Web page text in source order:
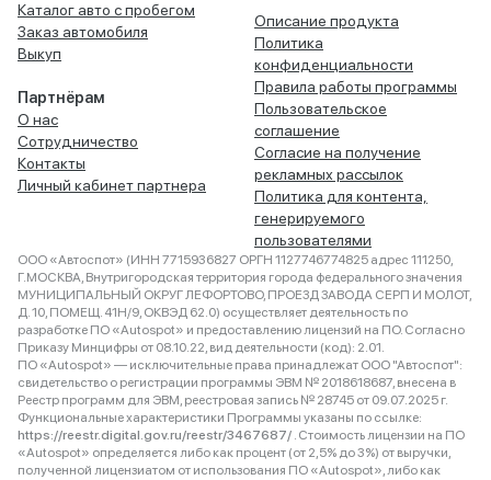
Каталог авто с пробегом
Заказ автомобиля
Выкуп
Партнёрам
О нас
Сотрудничество
Контакты
Личный кабинет партнера
Описание продукта
Политика
конфиденциальности
Правила работы программы
Пользовательское
соглашение
Согласие на получение
рекламных рассылок
Политика для контента,
генерируемого
пользователями
ООО «Автоспот» (ИНН 7715936827 ОРГН 1127746774825 адрес 111250,
Г.МОСКВА, Внутригородская территория города федерального значения
МУНИЦИПАЛЬНЫЙ ОКРУГ ЛЕФОРТОВО, ПРОЕЗД ЗАВОДА СЕРП И МОЛОТ,
Д. 10, ПОМЕЩ. 41Н/9, ОКВЭД 62.0) осуществляет деятельность по
разработке ПО «Autospot» и предоставлению лицензий на ПО. Согласно
Приказу Минцифры от 08.10.22, вид деятельности (код): 2.01.
ПО «Autospot» — исключительные права принадлежат ООО "Автоспот":
свидетельство о регистрации программы ЭВМ № 2018618687, внесена в
Реестр программ для ЭВМ, реестровая запись № 28745 от 09.07.2025 г.
Функциональные характеристики Программы указаны по ссылке:
https://reestr.digital.gov.ru/reestr/3467687/ . Стоимость лицензии на ПО
«Autospot» определяется либо как процент (от 2,5% до 3%) от выручки,
полученной лицензиатом от использования ПО «Autospot», либо как